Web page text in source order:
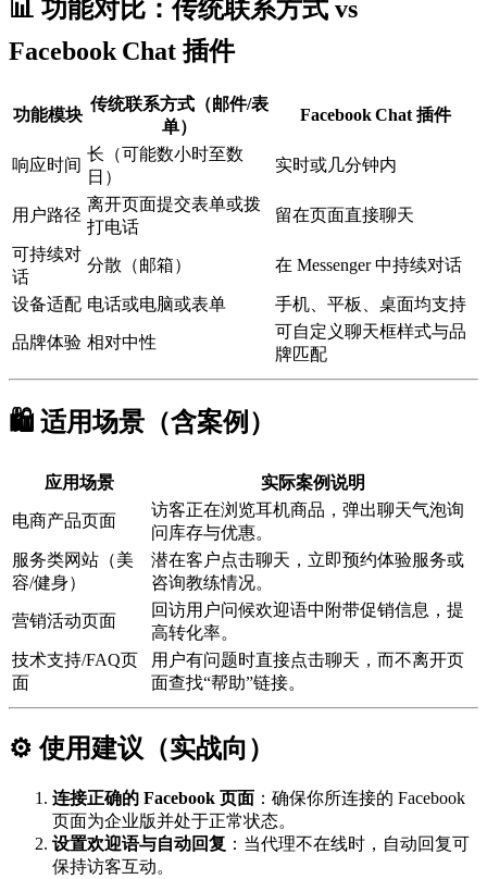
📊 功能对比：传统联系方式 vs
Facebook Chat 插件
功能模块
传统联系方式（邮件/表
单）
Facebook Chat 插件
响应时间
长（可能数小时至数
日）
实时或几分钟内
用户路径
离开页面提交表单或拨
打电话
留在页面直接聊天
可持续对
话
分散（邮箱） 在 Messenger 中持续对话
设备适配 电话或电脑或表单 手机、平板、桌面均支持
品牌体验 相对中性
可自定义聊天框样式与品
牌匹配
🛍️ 适用场景（含案例）
应用场景 实际案例说明
电商产品页面
访客正在浏览耳机商品，弹出聊天气泡询
问库存与优惠。
服务类网站（美
容/健身）
潜在客户点击聊天，立即预约体验服务或
咨询教练情况。
营销活动页面
回访用户问候欢迎语中附带促销信息，提
高转化率。
技术支持/FAQ页
面
用户有问题时直接点击聊天，而不离开页
面查找“帮助”链接。
⚙️ 使用建议（实战向）
连接正确的 Facebook 页面 ：确保你所连接的 Facebook
页面为企业版并处于正常状态。
设置欢迎语与自动回复 ：当代理不在线时，自动回复可
保持访客互动。